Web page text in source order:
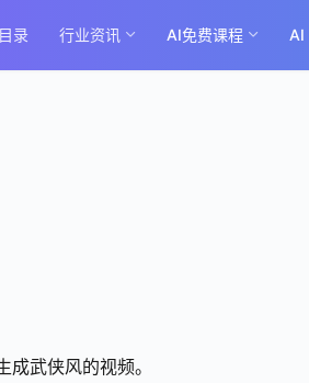
录 行业资讯 AI免费课程 AI
武侠风的视频。